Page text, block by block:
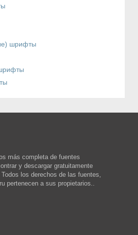
шрифты
más completa de fuentes
y descargar gratuitamente
los derechos de las fuentes,
pertenecen a sus propietarios..